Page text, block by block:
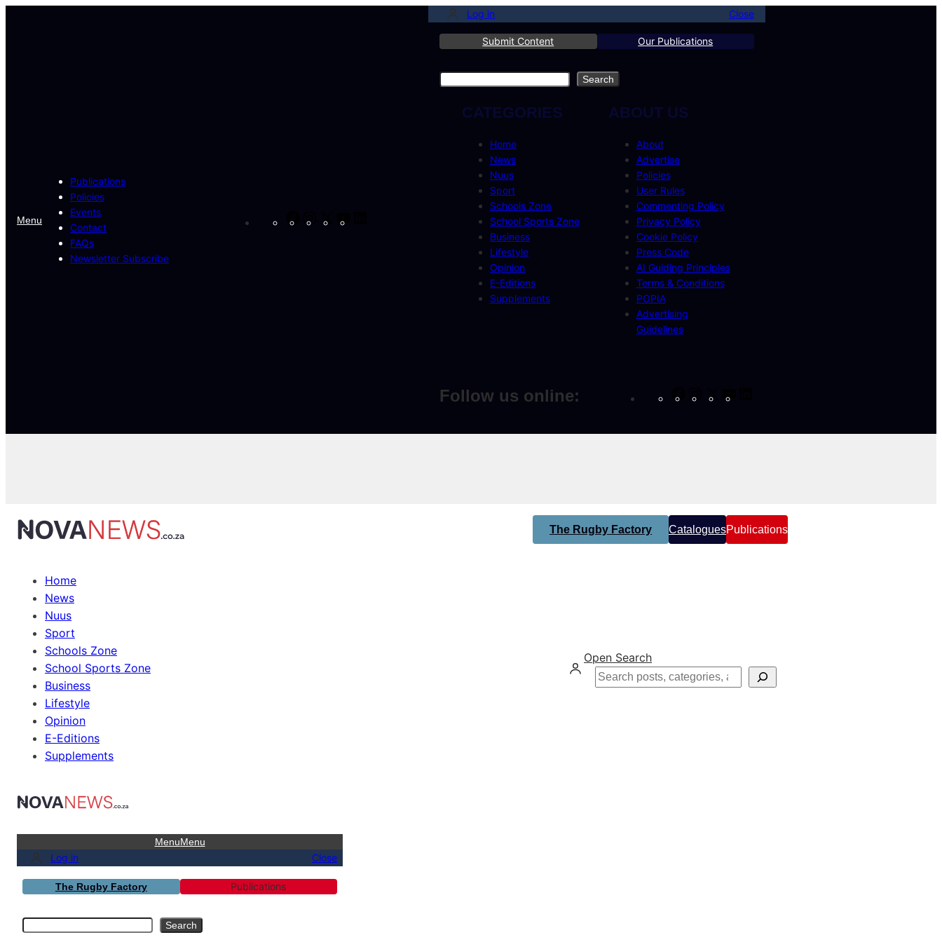
Menu
Publications
Policies
Events
Contact
FAQs
Newsletter Subscribe
Log in Close
Submit Content Our Publications
Search Search
CATEGORIES
Home
News
Nuus
Sport
Schools Zone
School Sports Zone
Business
Lifestyle
Opinion
E-Editions
Supplements
ABOUT US
About
Advertise
Policies
User Rules
Commenting Policy
Privacy Policy
Cookie Policy
Press Code
AI Guiding Principles
Terms & Conditions
POPIA
Advertising
Guidelines
Follow us online:
The Rugby Factory CataloguesPublications
Home
News
Nuus
Sport
Schools Zone
School Sports Zone
Business
Lifestyle
Opinion
E-Editions
Supplements
Open Search
Search
MenuMenu
Log in Close
The Rugby Factory Publications
Search